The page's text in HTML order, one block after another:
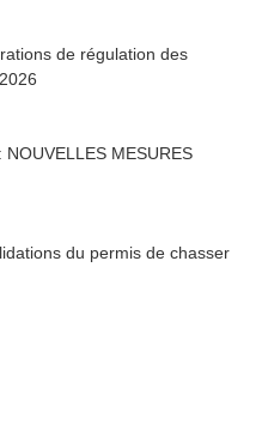
de régulation des
NOUVELLES MESURES
du permis de chasser